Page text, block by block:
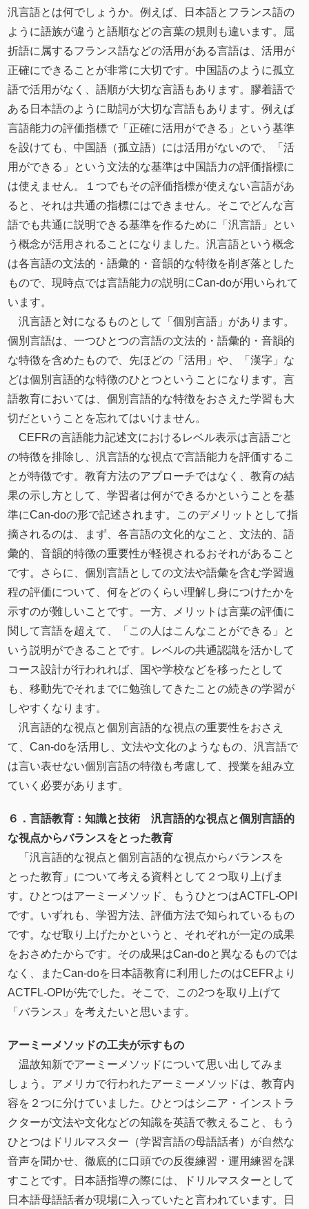
汎言語とは何でしょうか。例えば、日本語とフランス語の
ように語族が違うと語順などの言葉の規則も違います。屈
折語に属するフランス語などの活用がある言語は、活用が
正確にできることが非常に大切です。中国語のように孤立
語で活用がなく、語順が大切な言語もあります。膠着語で
ある日本語のように助詞が大切な言語もあります。例えば
言語能力の評価指標で「正確に活用ができる」という基準
を設けても、中国語（孤立語）には活用がないので、「活
用ができる」という文法的な基準は中国語力の評価指標に
は使えません。１つでもその評価指標が使えない言語があ
ると、それは共通の指標にはできません。そこでどんな言
語でも共通に説明できる基準を作るために「汎言語」とい
う概念が活用されることになりました。汎言語という概念
は各言語の文法的・語彙的・音韻的な特徴を削ぎ落とした
もので、現時点では言語能力の説明にCan-doが用いられて
います。
汎言語と対になるものとして「個別言語」があります。
個別言語は、一つひとつの言語の文法的・語彙的・音韻的
な特徴を含めたもので、先ほどの「活用」や、「漢字」な
どは個別言語的な特徴のひとつということになります。言
語教育においては、個別言語的な特徴をおさえた学習も大
切だということを忘れてはいけません。
CEFRの言語能力記述文におけるレベル表示は言語ごと
の特徴を排除し、汎言語的な視点で言語能力を評価するこ
とが特徴です。教育方法のアプローチではなく、教育の結
果の示し方として、学習者は何ができるかということを基
準にCan-doの形で記述されます。このデメリットとして指
摘されるのは、まず、各言語の文化的なこと、文法的、語
彙的、音韻的特徴の重要性が軽視されるおそれがあること
です。さらに、個別言語としての文法や語彙を含む学習過
程の評価について、何をどのくらい理解し身につけたかを
示すのが難しいことです。一方、メリットは言葉の評価に
関して言語を超えて、「この人はこんなことができる」と
いう説明ができることです。レベルの共通認識を活かして
コース設計が行われれば、国や学校などを移ったとして
も、移動先でそれまでに勉強してきたことの続きの学習が
しやすくなります。
汎言語的な視点と個別言語的な視点の重要性をおさえ
て、Can-doを活用し、文法や文化のようなもの、汎言語で
は言い表せない個別言語の特徴も考慮して、授業を組み立
ていく必要があります。
６．言語教育：知識と技術 汎言語的な視点と個別言語的
な視点からバランスをとった教育
「汎言語的な視点と個別言語的な視点からバランスを
とった教育」について考える資料として２つ取り上げま
す。ひとつはアーミーメソッド、もうひとつはACTFL-OPI
です。いずれも、学習方法、評価方法で知られているもの
です。なぜ取り上げたかというと、それぞれが一定の成果
をおさめたからです。その成果はCan-doと異なるものでは
なく、またCan-doを日本語教育に利用したのはCEFRより
ACTFL-OPIが先でした。そこで、この2つを取り上げて
「バランス」を考えたいと思います。
アーミーメソッドの⼯夫が⽰すもの
温故知新でアーミーメソッドについて思い出してみま
しょう。アメリカで行われたアーミーメソッドは、教育内
容を２つに分けていました。ひとつはシニア・インストラ
クターが文法や文化などの知識を英語で教えること、もう
ひとつはドリルマスター（学習言語の母語話者）が自然な
音声を聞かせ、徹底的に口頭での反復練習・運用練習を課
すことです。日本語指導の際には、ドリルマスターとして
日本語母語話者が現場に入っていたと言われています。日